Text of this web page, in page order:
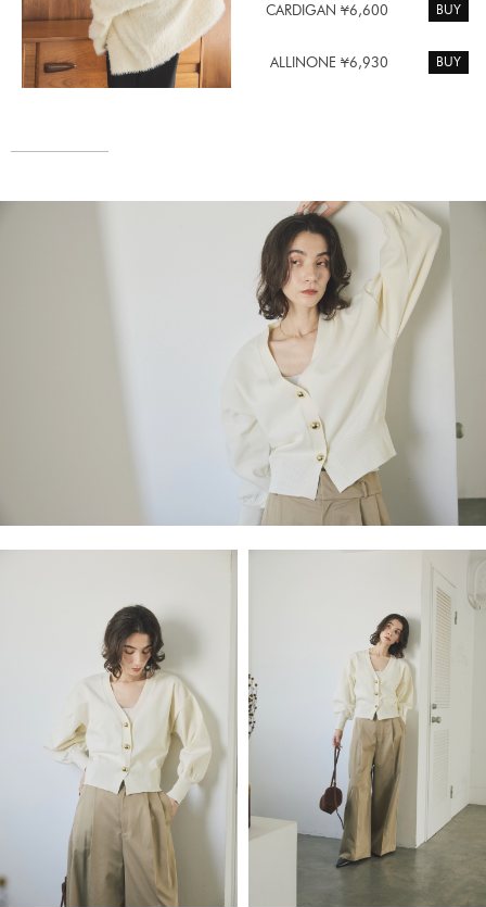
CARDIGAN ¥6,600 BUY
ALLINONE ¥6,930 BUY